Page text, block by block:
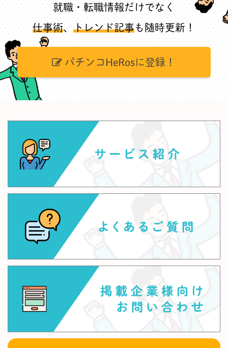
就職・転職情報だけでなく
仕事術、 トレンド記事も随時更新！
パチンコHeRosに登録！